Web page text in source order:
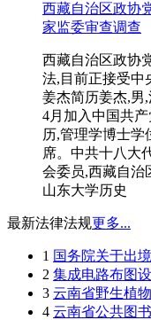
西藏自治区政协
家监委审查调查
西藏自治区政协
法,目前正接受中
姜杰简历姜杰,男,
4月加入中国共
历,管理学博士学
席。中共十八大
会委员,西藏自治
山东大学历史
最新法律法规更多...
1 国务院关于出
2 集成电路布图
3 云南省野生植
4 云南省公共图